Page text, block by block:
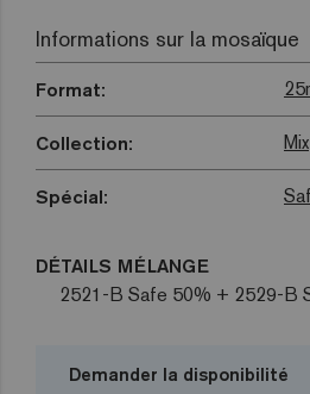
Informations sur la mosaïque
Format:
Collection: Mix
Spécial:
DÉTAILS MÉLANGE
2521-B Safe 50% + 2529-B
Demander la disponibilité